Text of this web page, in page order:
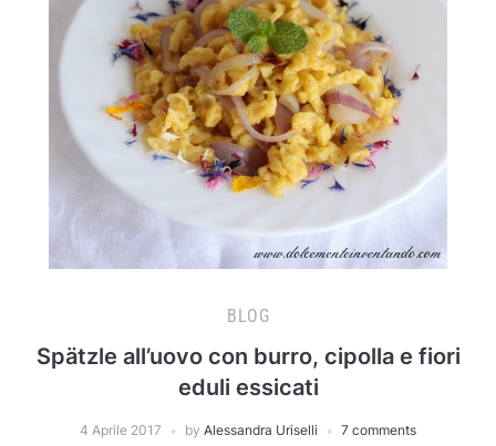
BLOG
Spätzle all’uovo con burro, cipolla e fiori
eduli essicati
4 Aprile 2017 by Alessandra Uriselli 7 comments